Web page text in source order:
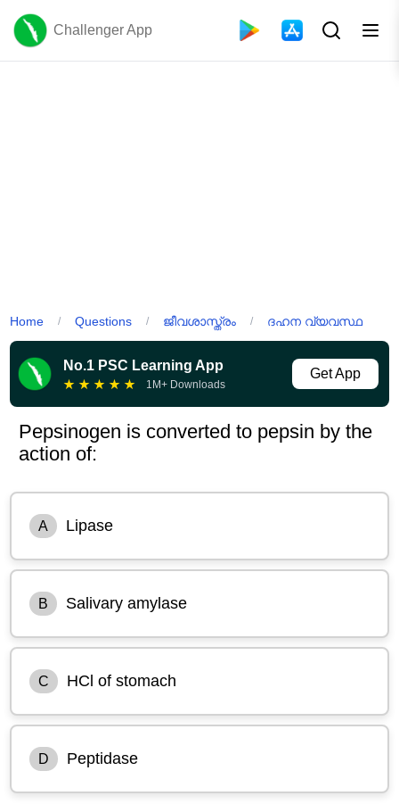
Challenger App
Home / Questions / ജീവശാസ്ത്രം / ദഹന വ്യവസ്ഥ
No.1 PSC Learning App
★ ★ ★ ★ ★ 1M+ Downloads
Get App
Pepsinogen is converted to pepsin by the
action of:
A Lipase
B Salivary amylase
C HCl of stomach
D Peptidase